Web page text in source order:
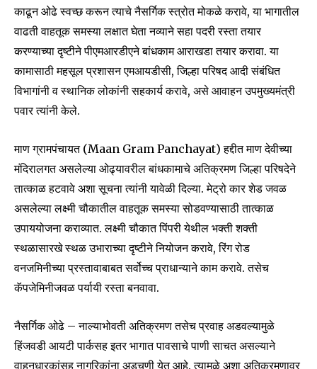
Join our community of
conversation.
To subscribe, simply enter your email address on our website
or click the subscribe button below. Don't worry, we respect
your privacy and won't spam your inbox. Your information is
safe with us.
I've read and accept thePrivacy Policy.
काढून ओढे स्वच्छ करून त्याचे नैसर्गिक स्त्रोत मोकळे करावे, या भागातील
वाढती वाहतूक समस्या लक्षात घेता नव्याने सहा पदरी रस्ता तयार
करण्याच्या दृष्टीने पीएमआरडीएने बांधकाम आराखडा तयार करावा. या
कामासाठी महसूल प्रशासन एमआयडीसी, जिल्हा परिषद आदी संबंधित
विभागांनी व स्थानिक लोकांनी सहकार्य करावे, असे आवाहन उपमुख्यमंत्री
पवार त्यांनी केले.
माण ग्रामपंचायत (Maan Gram Panchayat) हद्दीत माण देवीच्या
मंदिरालगत असलेल्या ओढ्यावरील बांधकामाचे अतिक्रमण जिल्हा परिषदेने
तात्काळ हटवावे अशा सूचना त्यांनी यावेळी दिल्या. मेट्रो कार शेड जवळ
असलेल्या लक्ष्मी चौकातील वाहतूक समस्या सोडवण्यासाठी तात्काळ
उपाययोजना कराव्यात. लक्ष्मी चौकात पिंपरी येथील भक्ती शक्ती
स्थळासारखे स्थळ उभाराच्या दृष्टीने नियोजन करावे, रिंग रोड
वनजमिनीच्या प्रस्तावाबाबत सर्वोच्च प्राधान्याने काम करावे. तसेच
कॅपजेमिनीजवळ पर्यायी रस्ता बनवावा.
नैसर्गिक ओढे – नाल्याभोवती अतिक्रमण तसेच प्रवाह अडवल्यामुळे
हिंजवडी आयटी पार्कसह इतर भागात पावसाचे पाणी साचत असल्याने
वाहनधारकांसह नागरिकांना अडचणी येत आहे. त्यामुळे अशा अतिक्रमणावर